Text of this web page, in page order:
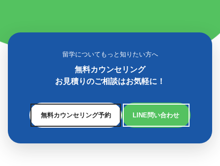
留学についてもっと知りたい方へ
無料カウンセリング
お見積りのご相談はお気軽に！
無料カウンセリング予約 LINE問い合わせ